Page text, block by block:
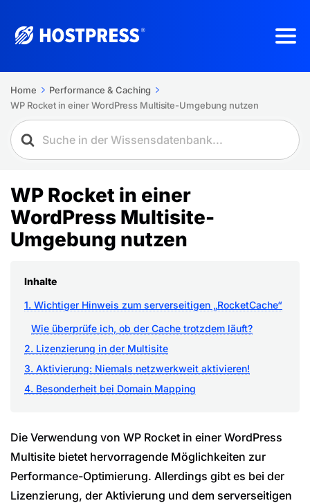
Home
Performance & Caching
WP Rocket in einer WordPress Multisite-Umgebung nutzen
WP Rocket in einer
WordPress Multisite-
Umgebung nutzen
Inhalte
1. Wichtiger Hinweis zum serverseitigen „RocketCache“
Wie überprüfe ich, ob der Cache trotzdem läuft?
2. Lizenzierung in der Multisite
3. Aktivierung: Niemals netzwerkweit aktivieren!
4. Besonderheit bei Domain Mapping
Die Verwendung von WP Rocket in einer WordPress
Multisite bietet hervorragende Möglichkeiten zur
Performance-Optimierung. Allerdings gibt es bei der
Lizenzierung, der Aktivierung und dem serverseitigen